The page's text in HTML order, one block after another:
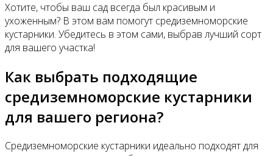
Хотите, чтобы ваш сад всегда был красивым и
ухоженным? В этом вам помогут средиземноморские
кустарники. Убедитесь в этом сами, выбрав лучший сорт
для вашего участка!
Как выбрать подходящие
средиземноморские кустарники
для вашего региона?
Средиземноморские кустарники идеально подходят для